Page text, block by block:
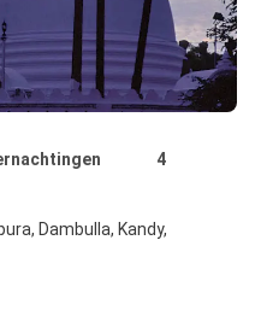
4
Dambulla, Kandy,